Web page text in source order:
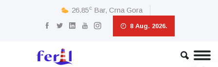
26.85c Bar, Crna Gora
8 Aug. 2026.